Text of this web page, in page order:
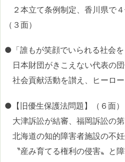
２本立て条例制定、香川県で
（３面）
●「誰もが笑顔でいられる社会を
日本財団がきこえない代表の団
社会貢献活動を讃え、ヒーロ
●【旧優生保護法問題】（６面）
大津訴訟が結審、福岡訴訟の第
北海道の知的障害者施設の不妊
〝産み育てる権利の侵害〟と